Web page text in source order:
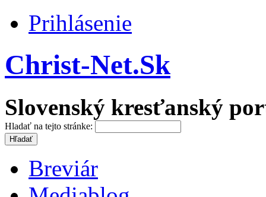
Prihlásenie
Christ-Net.Sk
Slovenský kresťanský
Hladať na tejto stránke:
Breviár